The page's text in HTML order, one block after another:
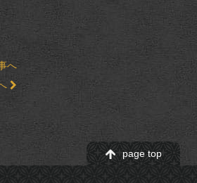
へ
page top